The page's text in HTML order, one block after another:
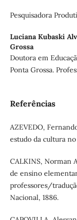
Pesquisadora
Luciana Kubaski
Grossa
Doutora em
Ponta Grossa.
Referências
AZEVEDO,
estudo da cultura
CALKINS, Norman
de ensino
professores/
Nacional, 1886.